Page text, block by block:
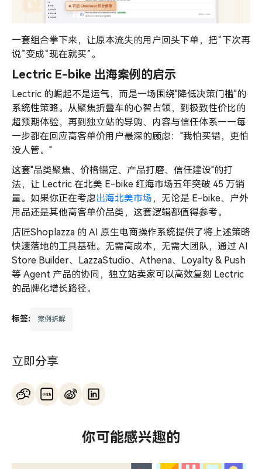
一套组合拳下来，让原本流失的用户回头下单，把“下次再
说”变成“现在就买”。
Lectric E-bike 出海案例的启示
Lectric 的崛起不是运气，而是一场围绕"降低决策门槛"的
系统性策略。从聚焦折叠车的心智占领，到极致性价比的
超预期体验，再到独立站的导购、内容与信任体系——每
一步都在回应高客单价用户最深的顾虑："我怕买错，更怕
没人管。"
这套"品类聚焦、价格锚定、产品打磨、信任建设"的打
法，让 Lectric 在北美 E-bike 红海市场五年突破 45 万销
量。如果你正在考虑出海北美市场 ，无论是 E-bike、户外
用品还是其他高客单价品类，这套逻辑都值得参考。
店匠Shoplazza 的 AI 原生电商操作系统提供了将上述策略
快速落地的工具基础。无需高成本，无需大团队，通过 AI
Store Builder、LazzaStudio、Athena、Loyalty & Push
等 Agent 产品的协同，独立站卖家可以高效复刻 Lectric
的品牌化增长路径。
标签: 案例拆解
立即分享
你可能感兴趣的